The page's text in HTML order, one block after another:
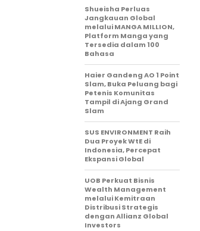
Shueisha Perluas
Jangkauan Global
melalui MANGA MILLION,
Platform Manga yang
Tersedia dalam 100
Bahasa
Haier Gandeng AO 1 Point
Slam, Buka Peluang bagi
Petenis Komunitas
Tampil di Ajang Grand
Slam
SUS ENVIRONMENT Raih
Dua Proyek WtE di
Indonesia, Percepat
Ekspansi Global
UOB Perkuat Bisnis
Wealth Management
melalui Kemitraan
Distribusi Strategis
dengan Allianz Global
Investors